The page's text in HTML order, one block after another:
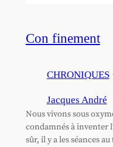
Con finement
CHRONIQUES
Jacques André
Nous vivons sous
condamnés à inventer
sûr, il y a les séances